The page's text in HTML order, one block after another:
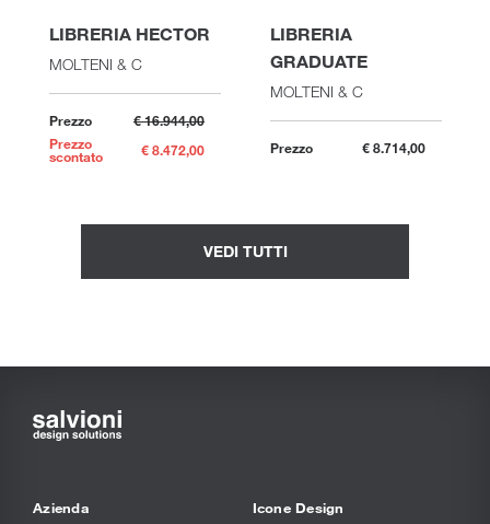
LIBRERIA HECTOR
MOLTENI & C
Prezzo
€ 16.944,00
Prezzo
scontato € 8.472,00
LIBRERIA
GRADUATE
MOLTENI & C
Prezzo € 8.714,00
VEDI TUTTI
Azienda Icone Design